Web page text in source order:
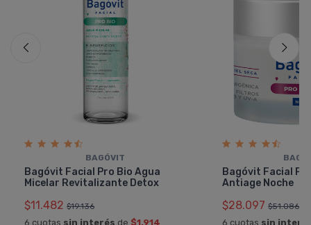
BAGÓVIT
Bagóvit Facial Pro Bio Agua
Micelar Revitalizante Detox
$11.482 $19.136
6 cuotas sin interés de $1.914
Bagóvit Facial
Antiage Noche
$28.097 $51.086
6 cuotas sin